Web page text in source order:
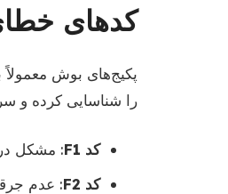
کدهای
پکیج‌های بوش
را شناسایی کرده و
کد F1
: مشکل
کد F2
: عدم